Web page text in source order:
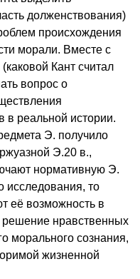
долженствования)
происхождения
морали. Вместе с
Кант считал
вопрос о
реальной истории.
Э. получило
Э.20 в.,
нормативную Э.
исследования, то
её возможность в
решение нравственных
морального сознания,
жизненной